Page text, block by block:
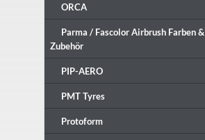
ORCA
Parma / Fascolor Airbrush Farben &
Zubehör
PIP-AERO
PMT Tyres
Protoform